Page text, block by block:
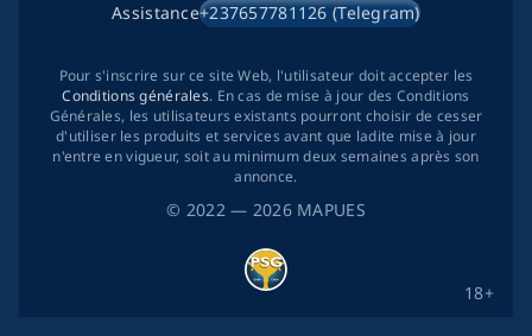
© 2022— 2026 MAPUES
Assistance+237657781126 (Telegram)
18+
Pour s'inscrire sur ce site Web, l'utilisateur doit accepter les
Conditions générales. En cas de mise à jour des Conditions
Générales, les utilisateurs existants pourront choisir de cesser
d'utiliser les produits et services avant que ladite mise à jour
n'entre en vigueur, soit au minimum deux semaines après son
annonce.